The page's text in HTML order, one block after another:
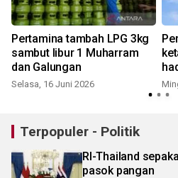
Pertamina tambah LPG 3kg
sambut libur 1 Muharram
dan Galungan
Selasa, 16 Juni 2026
Terpopuler - Politik
RI-Thailand
pasok pangan